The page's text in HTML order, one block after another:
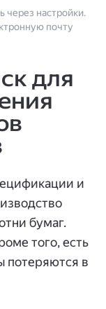
через настройки.
почту
для
и
бумаг.
того, есть
потеряются в